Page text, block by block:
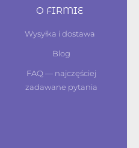
O FIRMIE
Wysyłka i dostawa
Blog
FAQ — najczęściej
zadawane pytania